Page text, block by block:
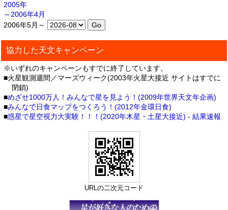
2005年
～2006年4月
2006年5月～
協力した天文キャンペーン
※いずれのキャンペーンもすでに終了しています。
■火星観測週間／マーズウィーク(2003年火星大接近 サイトはすでに
閉鎖)
■めざせ1000万人！みんなで星を見よう！(2009年世界天文年企画)
■みんなで日食マップをつくろう！(2012年金環日食)
■惑星で星空視力大実験！！！(2020年木星・土星大接近) - 結果速報
URLの二次元コード